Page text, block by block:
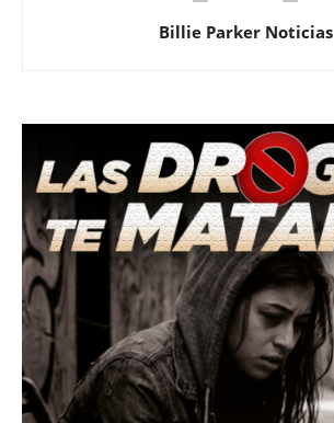
Billie Parker Noticias